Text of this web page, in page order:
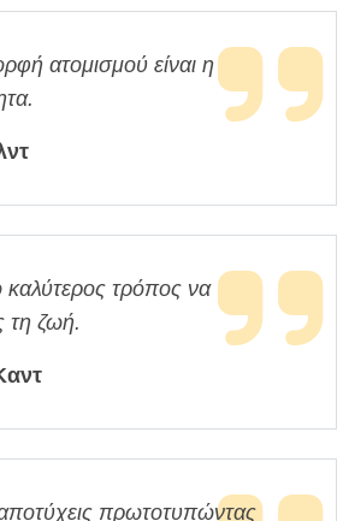
ατομισμού είναι η
καλύτερος τρόπος να
τη ζωή.
πρωτοτυπώντας